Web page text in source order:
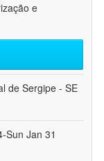
e
de Sergipe - SE
Sun Jan 31